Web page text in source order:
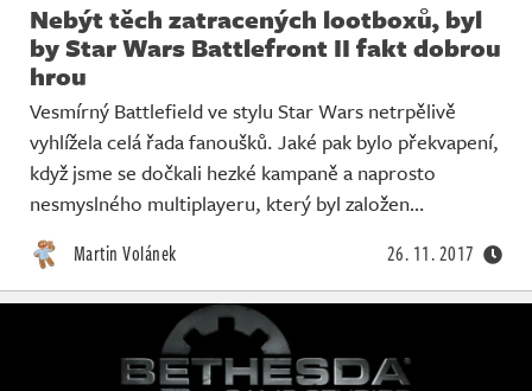
Nebýt těch zatracených lootboxů, byl
by Star Wars Battlefront II fakt dobrou
hrou
Vesmírný Battlefield ve stylu Star Wars netrpělivě
vyhlížela celá řada fanoušků. Jaké pak bylo překvapení,
když jsme se dočkali hezké kampaně a naprosto
nesmyslného multiplayeru, který byl založen…
Martin Volánek 26. 11. 2017